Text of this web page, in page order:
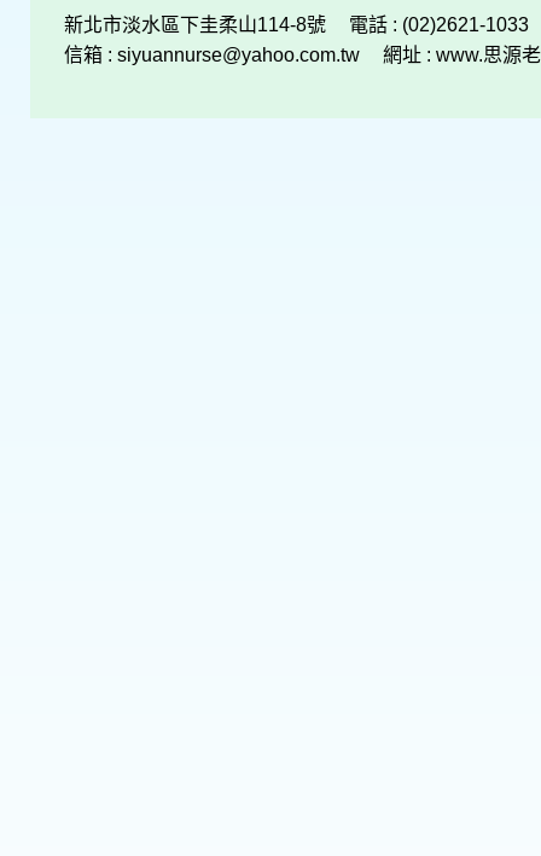
新北市淡水區下圭柔山114-8號
電話 : (02)2621-1033
信箱 : siyuannurse@yahoo.com.tw